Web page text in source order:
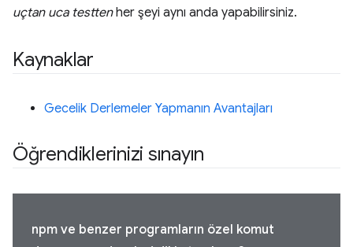
uçtan uca testtenher şeyi aynı anda yapabilirsiniz.
Kaynaklar
Gecelik Derlemeler Yapmanın Avantajları
Öğrendiklerinizi sınayın
npm ve benzer programların özel komut